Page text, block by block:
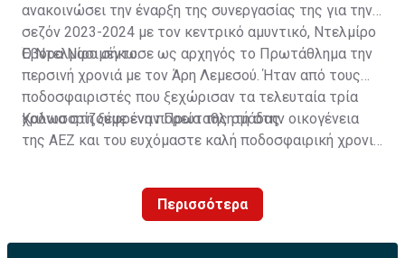
ανακοινώσει την έναρξη της συνεργασίας της για την
σεζόν 2023-2024 με τον κεντρικό αμυντικό, Ντελμίρο
Έβορα Νασιμέντο.
Ο Ντελμίρο σήκωσε ως αρχηγός το Πρωτάθλημα την
περσινή χρονιά με τον Άρη Λεμεσού. Ήταν από τους
ποδοσφαιριστές που ξεχώρισαν τα τελευταία τρία
χρόνια στη ξέφρενη πορεία της ομάδας.
Καλωσορίζουμε έναν Πρωταθλητή στην οικογένεια
της ΑΕΖ και του ευχόμαστε καλή ποδοσφαιρική χρονιά
Περισσότερα